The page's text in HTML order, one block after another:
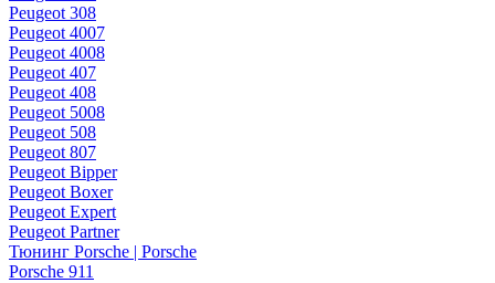
Peugeot 308
Peugeot 4007
Peugeot 4008
Peugeot 407
Peugeot 408
Peugeot 5008
Peugeot 508
Peugeot 807
Peugeot Bipper
Peugeot Boxer
Peugeot Expert
Peugeot Partner
Тюнинг Porsche | Porsche
Porsche 911